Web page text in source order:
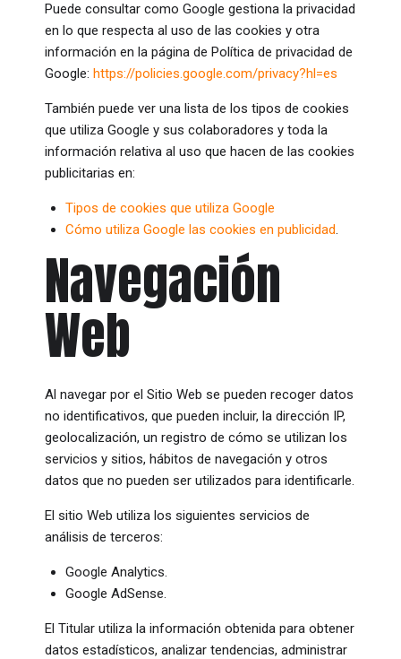
Puede consultar como Google gestiona la privacidad
en lo que respecta al uso de las cookies y otra
información en la página de Política de privacidad de
Google: https://policies.google.com/privacy?hl=es
También puede ver una lista de los tipos de cookies
que utiliza Google y sus colaboradores y toda la
información relativa al uso que hacen de las cookies
publicitarias en:
Tipos de cookies que utiliza Google
Cómo utiliza Google las cookies en publicidad.
Navegación
Web
Al navegar por el Sitio Web se pueden recoger datos
no identificativos, que pueden incluir, la dirección IP,
geolocalización, un registro de cómo se utilizan los
servicios y sitios, hábitos de navegación y otros
datos que no pueden ser utilizados para identificarle.
El sitio Web utiliza los siguientes servicios de
análisis de terceros:
Google Analytics.
Google AdSense.
El Titular utiliza la información obtenida para obtener
datos estadísticos, analizar tendencias, administrar